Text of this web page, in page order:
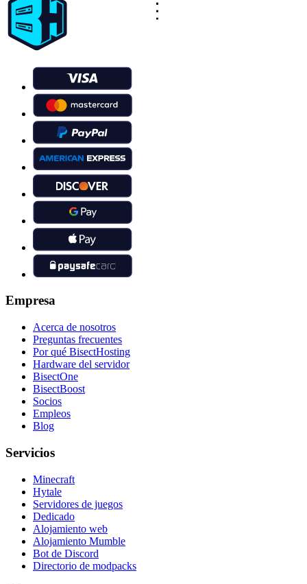
Empresa
Acerca de nosotros
Preguntas frecuentes
Por qué BisectHosting
Hardware del servidor
BisectOne
BisectBoost
Socios
Empleos
Blog
Servicios
Minecraft
Hytale
Servidores de juegos
Dedicado
Alojamiento web
Alojamiento Mumble
Bot de Discord
Directorio de modpacks